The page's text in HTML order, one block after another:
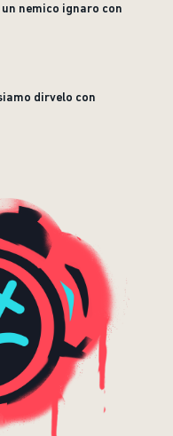
nemico ignaro con
dirvelo con